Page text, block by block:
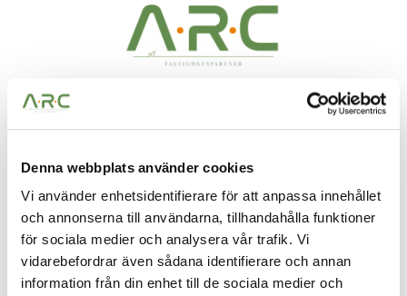
Denna webbplats använder cookies
Vi använder enhetsidentifierare för att anpassa innehållet
och annonserna till användarna, tillhandahålla funktioner
för sociala medier och analysera vår trafik. Vi
vidarebefordrar även sådana identifierare och annan
information från din enhet till de sociala medier och
A.R.C Fastighetspartner – Vi ser möjligheter i alla
och få vara med och utveckla något till det bättre.